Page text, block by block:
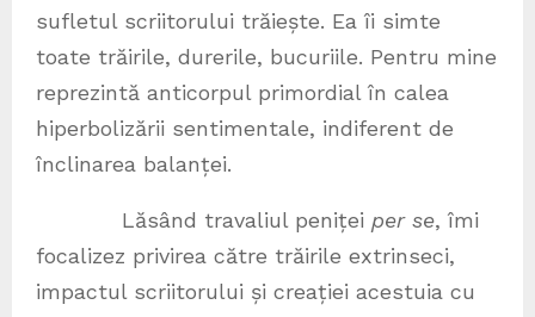
sufletul scriitorului trăiește. Ea îi simte
toate trăirile, durerile, bucuriile. Pentru mine
reprezintă anticorpul primordial în calea
hiperbolizării sentimentale, indiferent de
înclinarea balanței.
Lăsând travaliul peniței per se, îmi
focalizez privirea către trăirile extrinseci,
impactul scriitorului și creației acestuia cu